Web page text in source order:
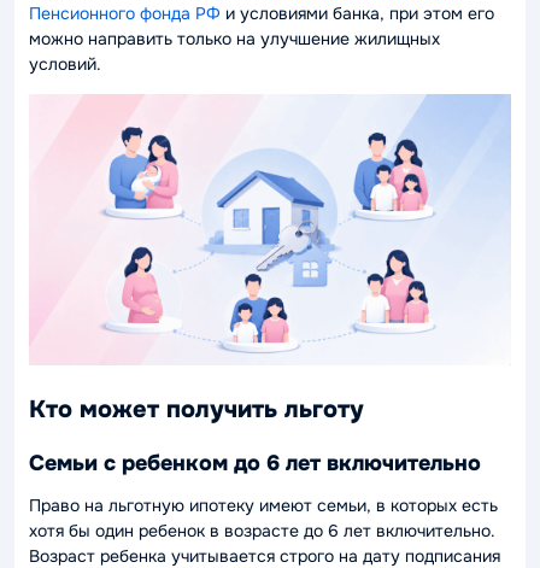
Пенсионного фонда РФ и условиями банка, при этом его
можно направить только на улучшение жилищных
условий.
Кто может получить льготу
Семьи с ребенком до 6 лет включительно
Право на льготную ипотеку имеют семьи, в которых есть
хотя бы один ребенок в возрасте до 6 лет включительно.
Возраст ребенка учитывается строго на дату подписания